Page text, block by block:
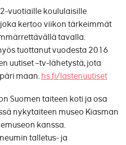
vuotiaille koululaisille
kertoo viikon tärkeimmät
tavalla.
tuottanut vuodesta 2016
uutiset –tv-lähetystä, jota
maan.hs.fi/lastenuutiset
Suomen taiteen koti ja osa
nykytaiteen museo Kiasman
kanssa.
talletus- ja